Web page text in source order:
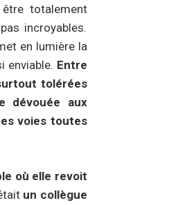
totalement
incroyables.
en lumière la
enviable. Entre
tolérées
dévouée aux
voies toutes
où elle revoit
un collègue